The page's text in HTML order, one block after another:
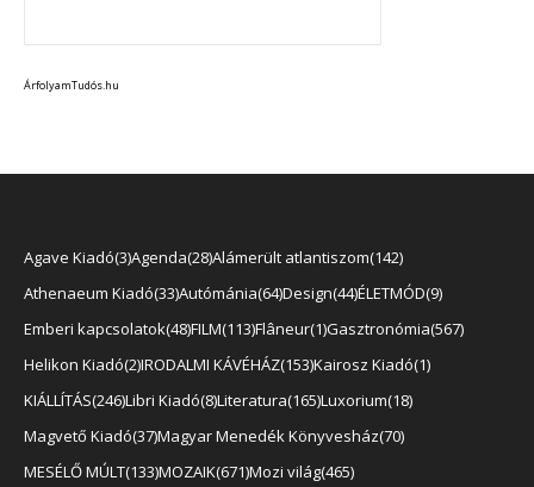
ÁrfolyamTudós.hu
Agave Kiadó 3 Agenda 28Alámerült atlantiszom 142
Athenaeum Kiadó 33 Autómánia 64Design 44ÉLETMÓD 9
Emberi kapcsolatok 48FILM 113 Flâneur 1 Gasztronómia 567
Helikon Kiadó 2IRODALMI KÁVÉHÁZ 153 Kairosz Kiadó 1
KIÁLLÍTÁS 246Libri Kiadó 8Literatura 165 Luxorium 18
Magvető Kiadó 37Magyar Menedék Könyvesház 70
MESÉLŐ MÚLT 133 MOZAIK 671 Mozi világ 465